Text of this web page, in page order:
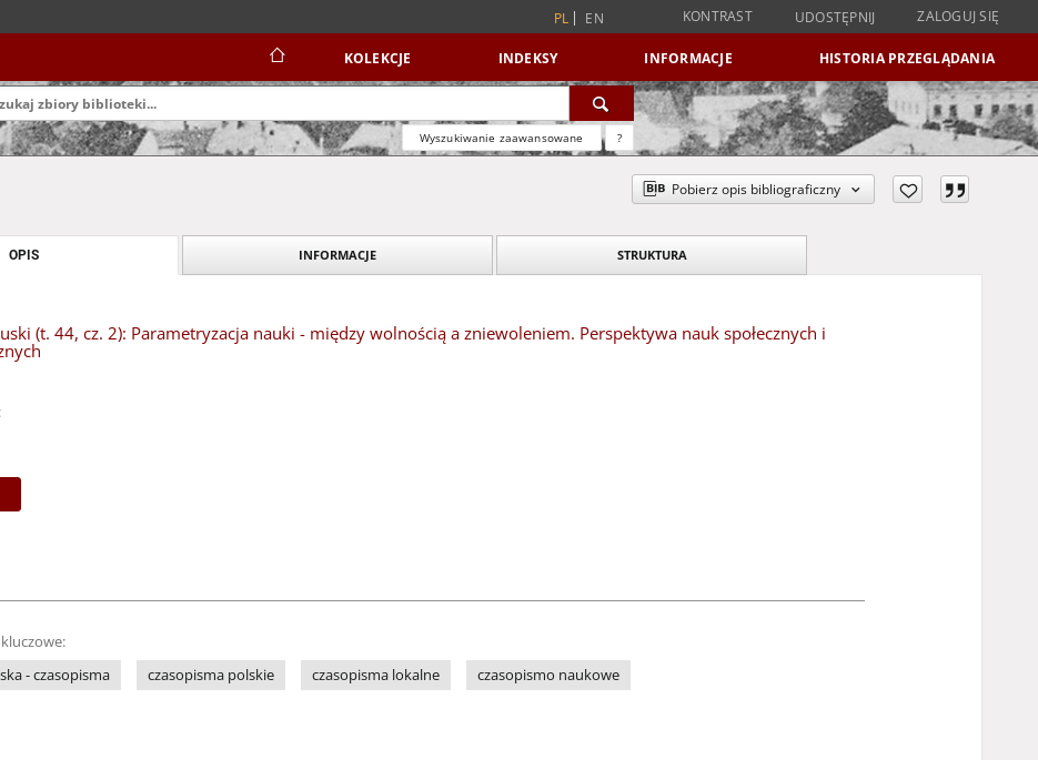
PL EN KONTRAST UDOSTĘPNIJ ZALOGUJ SIĘ
KOLEKCJE INDEKSY INFORMACJE HISTORIA PRZEGLĄDANIA
Wyszukiwanie zaawansowane ?
Pobierz opis bibliograficzny
OPIS INFORMACJE STRUKTURA
(t. 44, cz. 2): Parametryzacja nauki - między wolnością a zniewoleniem. Perspektywa nauk społecznych i
- czasopisma
czasopisma polskie czasopisma lokalne czasopismo naukowe